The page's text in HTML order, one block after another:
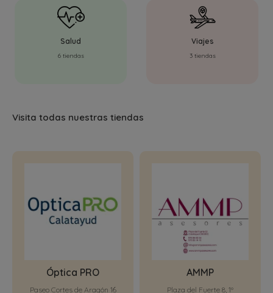
Salud
6 tiendas
Viajes
3 tiendas
Visita todas nuestras tiendas
Óptica PRO
Paseo Cortes de Aragón 16
AMMP
Plaza del Fuerte 8, 1º